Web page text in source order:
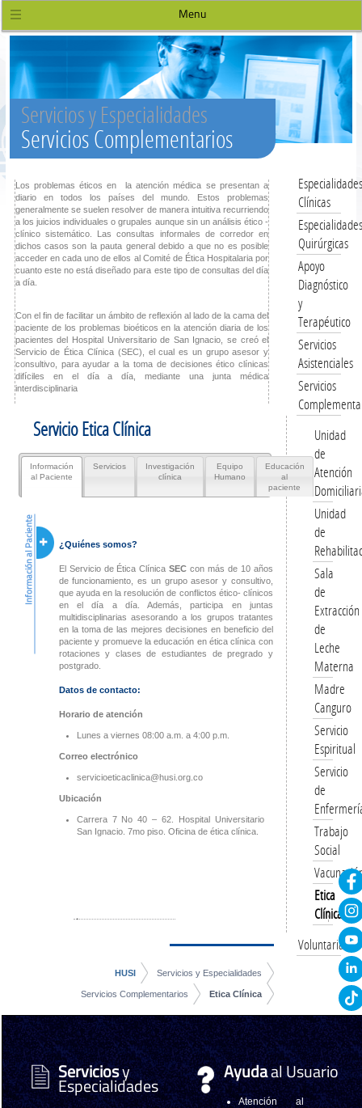
Menu
Servicios y Especialidades
Servicios Complementarios
Los problemas éticos en la atención médica se presentan a
diario en todos los países del mundo. Estos problemas
generalmente se suelen resolver de manera intuitiva recurriendo
a los juicios individuales o grupales aunque sin un análisis ético -
clínico sistemático. Las consultas informales de corredor en
dichos casos son la pauta general debido a que no es posible
acceder en cada uno de ellos al Comité de Ética Hospitalaria por
cuanto este no está diseñado para este tipo de consultas del día
a día.
Con el fin de facilitar un ámbito de reflexión al lado de la cama del
paciente de los problemas bioéticos en la atención diaria de los
pacientes del Hospital Universitario de San Ignacio, se creó el
Servicio de Ética Clínica (SEC), el cual es un grupo asesor y
consultivo, para ayudar a la toma de decisiones ético clínicas
difíciles en el día a día, mediante una junta médica
interdisciplinaria
Servicio Etica Clínica
Información
al Paciente
Servicios
Investigación
clínica
Equipo
Humano
Educación
al
paciente
Información al Paciente ¿Quiénes somos?
El Servicio de Ética ClínicaSECcon más de 10 años
de funcionamiento, es un grupo asesor y consultivo,
que ayuda en la resolución de conflictos ético- clínicos
en el día a día. Además, participa en juntas
multidisciplinarias asesorando a los grupos tratantes
en la toma de las mejores decisiones en beneficio del
paciente y promueve la educación en ética clínica con
rotaciones y clases de estudiantes de pregrado y
postgrado.
Datos de contacto:
Horario de atención
Lunes a viernes 08:00 a.m. a 4:00 p.m.
Correo electrónico
servicioeticaclinica@husi.org.co
Ubicación
Carrera 7 No 40 – 62. Hospital Universitario
San Ignacio. 7mo piso. Oficina de ética clínica.
HUSI Servicios y Especialidades
Servicios Complementarios Etica Clínica
Especialidades
Clínicas
Especialidades
Quirúrgicas
Apoyo
Diagnóstico
y
Terapéutico
Servicios
Asistenciales
Servicios
Unidad
de
Atención
Unidad
de
Sala
de
Extracción
de
Leche
Materna
Madre
Canguro
Servicio
Espiritual
Servicio
de
Trabajo
Social
Etica
Clínica
Voluntariado
Serviciosy
Especialidades
Ayudaal Usuario
Atención al